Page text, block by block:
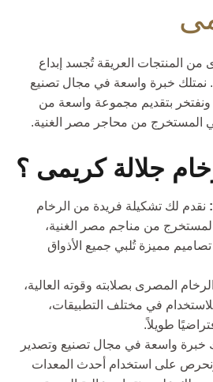
المنتجات العريقة تُجسد إبداع
نمتلك خبرة واسعة في مجال تصنيع
بتقديم مجموعة واسعة من
المستخرج من محاجر مصر الغنية.
جلالة كريمى ؟
نقدم لك تشكيلة فريدة من الرخام
من مناجم مصر الغنية،
مميزة تُلبي جميع الأذواق
المصرى بصلابته وقوته العالية،
في مختلف التطبيقات،
طويلاً.
خبرة واسعة في مجال تصنيع وتصدير
على استخدام أحدث المعدات